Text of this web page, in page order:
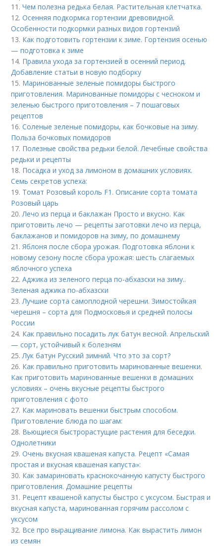
11.Чем полезна редька белая. Растительная клетчатка.
12.Осенняя подкормка гортензии древовидной.
Особенности подкормки разных видов гортензий
13. Как подготовить гортензии к зиме. Гортензия осенью
— подготовка к зиме
14. Правила ухода за гортензией в осенний период.
Добавление статьи в новую подборку
15. Маринованные зеленые помидоры быстрого
приготовления. Маринованные помидоры с чесноком и
зеленью быстрого приготовления – 7 пошаговых
рецептов
16.Соленые зеленые помидоры, как бочковые на зиму.
Польза бочковых помидоров
17. Полезные свойства редьки белой. Лечебные свойства
редьки и рецепты
18. Посадка и уход за лимоном в домашних условиях.
Семь секретов успеха:
19. Томат Розовый король F1. Описание сорта томата
Розовый царь
20. Лечо из перца и баклажан Просто и вкусно. Как
приготовить лечо — рецепты заготовки лечо из перца,
баклажанов и помидоров на зиму, по домашнему
21. Яблоня после сбора урожая. Подготовка яблони к
новому сезону после сбора урожая: шесть слагаемых
яблочного успеха
22.Аджика из зеленого перца по-абхазски на зиму..
Зеленая аджика по-абхазски
23. Лучшие сорта самоплодной черешни. Зимостойкая
черешня – сорта для Подмосковья и средней полосы
России
24. Как правильно посадить лук батун весной. Апрельский
— сорт, устойчивый к болезням
25. Лук батун Русский зимний. Что это за сорт?
26. Как правильно приготовить маринованные вешенки.
Как приготовить маринованные вешенки в домашних
условиях – очень вкусные рецепты быстрого
приготовления с фото
27. Как мариновать вешенки быстрым способом.
Приготовление блюда по шагам:
28. Вьющиеся быстрорастущие растения для беседки.
Однолетники
29.Очень вкусная квашеная капуста. Рецепт «Самая
простая и вкусная квашеная капуста»:
30. Как замариновать краснокочанную капусту быстрого
приготовления. Домашние рецепты
31. Рецепт квашеной капусты быстро с уксусом. Быстрая и
вкусная капуста, маринованная горячим рассолом с
уксусом
32. Все про выращивание лимона. Как вырастить лимон
из семян